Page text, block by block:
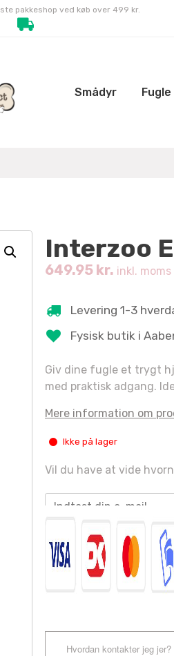
pakkeshop ved køb over 499 kr.
Smådyr Fugle
Interzoo
649.95 kr. inkl. moms
Levering 1-3
Fysisk butik i
Giv dine fugle et trygt
med praktisk adgang.
Mere information om
Ikke på lager
Vil du have at vide
Hvordan kontakter jeg jer?